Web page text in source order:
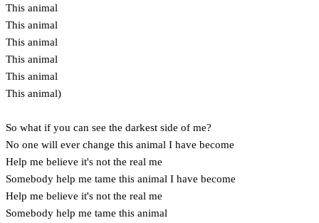
This animal
This animal
This animal
This animal
This animal
This animal)
So what if you can see the darkest side of me?
No one will ever change this animal I have become
Help me believe it's not the real me
Somebody help me tame this animal I have become
Help me believe it's not the real me
Somebody help me tame this animal